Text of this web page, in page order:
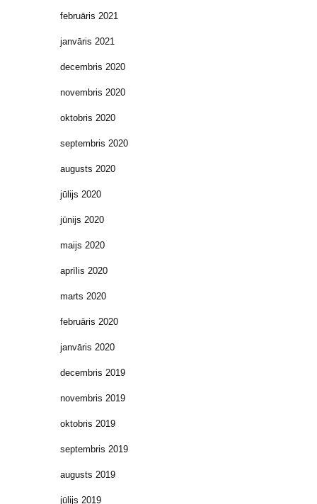
februāris 2021
janvāris 2021
decembris 2020
novembris 2020
oktobris 2020
septembris 2020
augusts 2020
jūlijs 2020
jūnijs 2020
maijs 2020
aprīlis 2020
marts 2020
februāris 2020
janvāris 2020
decembris 2019
novembris 2019
oktobris 2019
septembris 2019
augusts 2019
jūlijs 2019